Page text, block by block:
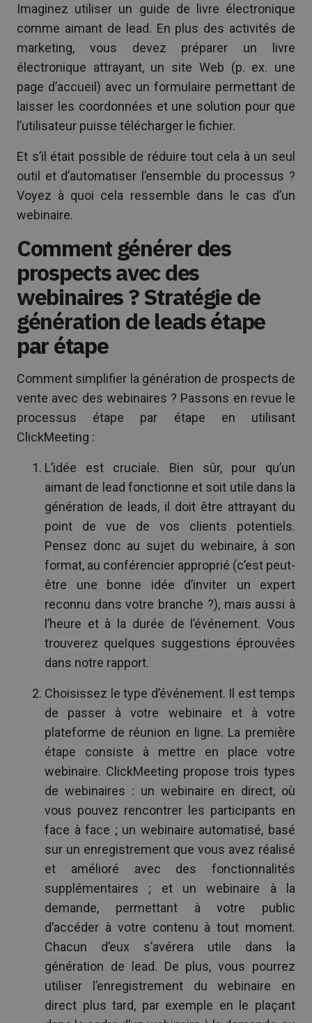
Imaginez utiliser un guide de livre électronique
comme aimant de lead. En plus des activités de
marketing, vous devez préparer un livre
électronique attrayant, un site Web (p. ex. une
page d’accueil) avec un formulaire permettant de
laisser les coordonnées et une solution pour que
l’utilisateur puisse télécharger le fichier.
Et s’il était possible de réduire tout cela à un seul
outil et d’automatiser l’ensemble du processus ?
Voyez à quoi cela ressemble dans le cas d’un
webinaire.
Comment générer des
prospects avec des
webinaires ? Stratégie de
génération de leads étape
par étape
Comment simplifier la génération de prospects de
vente avec des webinaires ? Passons en revue le
processus étape par étape en utilisant
ClickMeeting :
L’idée est cruciale. Bien sûr, pour qu’un
aimant de lead fonctionne et soit utile dans la
génération de leads, il doit être attrayant du
point de vue de vos clients potentiels.
Pensez donc au sujet du webinaire, à son
format, au conférencier approprié (c’est peut-
être une bonne idée d’inviter un expert
reconnu dans votre branche ?), mais aussi à
l’heure et à la durée de l’événement. Vous
trouverez quelques suggestions éprouvées
dans notre rapport.
Choisissez le type d’événement. Il est temps
de passer à votre webinaire et à votre
plateforme de réunion en ligne. La première
étape consiste à mettre en place votre
webinaire. ClickMeeting propose trois types
de webinaires : un webinaire en direct, où
vous pouvez rencontrer les participants en
face à face ; un webinaire automatisé, basé
sur un enregistrement que vous avez réalisé
et amélioré avec des fonctionnalités
supplémentaires ; et un webinaire à la
demande, permettant à votre public
d’accéder à votre contenu à tout moment.
Chacun d’eux s’avérera utile dans la
génération de lead. De plus, vous pourrez
utiliser l’enregistrement du webinaire en
direct plus tard, par exemple en le plaçant